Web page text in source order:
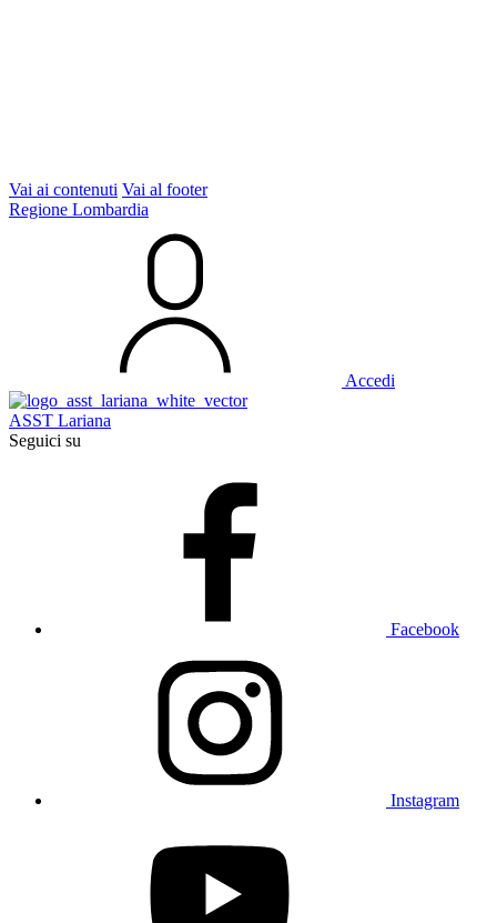
Vai ai contenuti Vai al footer
Regione Lombardia
Accedi
ASST Lariana
Seguici su
Facebook
Instagram